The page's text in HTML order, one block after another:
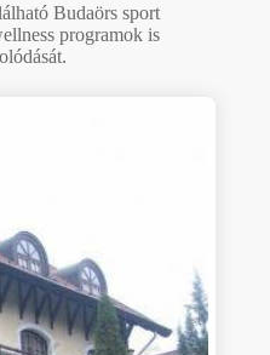
Budaörs sport
programok is